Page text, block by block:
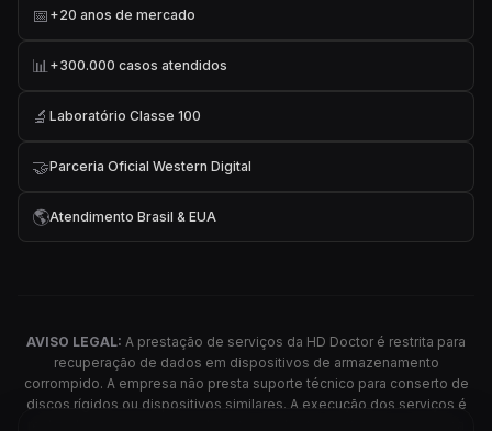
📅 +20 anos de mercado
📊+300.000 casos atendidos
🔬 Laboratório Classe 100
🤝Parceria Oficial Western Digital
🌎Atendimento Brasil & EUA
AVISO LEGAL: A prestação de serviços da HD Doctor é restrita para
recuperação de dados em dispositivos de armazenamento
corrompido. A empresa não presta suporte técnico para conserto de
discos rígidos ou dispositivos similares. A execução dos serviços é